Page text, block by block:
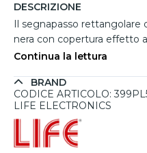
DESCRIZIONE
Il segnapasso rettangolare
nera con copertura effetto
un'illuminazione esterna
naturale a 4000K, combina
adattandosi a contesti
acqua, rendendolo
atmosferica. L’ottica a 100°
Continua la lettura
BRAND
CODICE ARTICOLO:
LIFE ELECTRONICS